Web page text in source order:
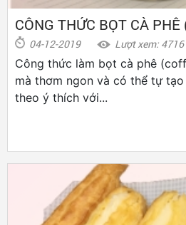
CÔNG THỨC BỌT CÀ
04-12-2019 Lượt xem: 4716
Công thức làm bọt cà phê
mà thơm ngon và có thể tự
theo ý thích với...